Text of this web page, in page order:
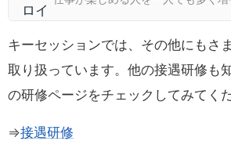
キーセッションでは、その他にもさ
取り扱っています。他の接遇研修も
の研修ページをチェックしてみてくだ
⇒接遇研修